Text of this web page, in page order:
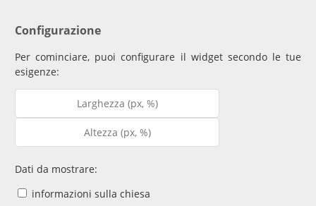
Configurazione
Per cominciare, puoi configurare il widget secondo le tue
esigenze:
Dati da mostrare:
informazioni sulla chiesa